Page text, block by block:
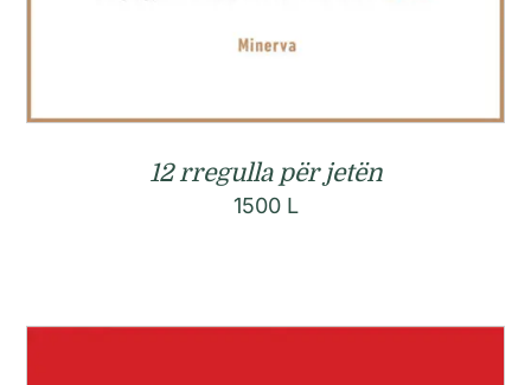
12 rregulla për jetën
1500 L